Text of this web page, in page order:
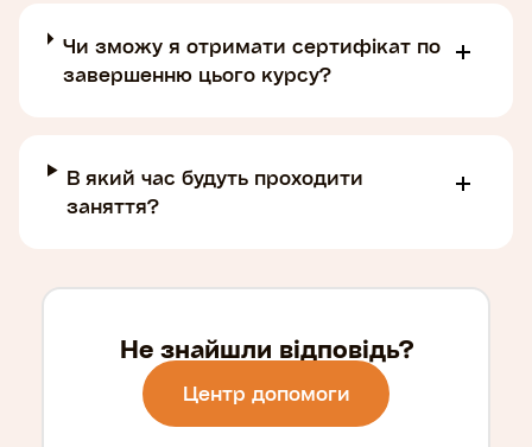
Чи зможу я отримати сертифікат по
завершенню цього курсу?
В який час будуть проходити
заняття?
Не знайшли відповідь?
Центр допомоги